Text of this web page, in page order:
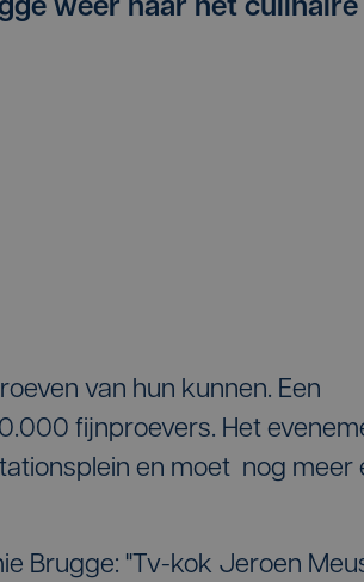
weer naar het culinaire
van hun kunnen. Een
fijnproevers. Het
en moet nog meer
Brugge: "Tv-kok Jeroen